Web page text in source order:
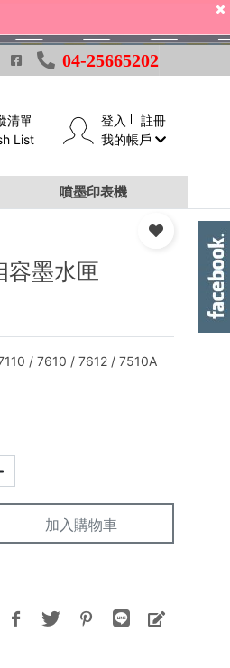
04-25665202
清單
List
登入
註冊
我的帳戶
噴墨印表機
墨水匣
/ 7610 / 7612 / 7510A
加入購物車